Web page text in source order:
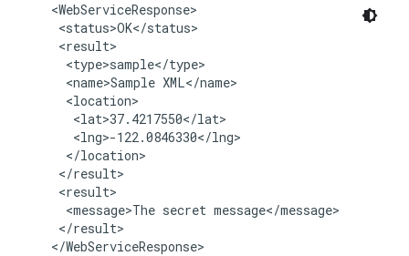
    <WebServiceResponse>
     <status>OK</status>
     <result>
      <type>sample</type>
      <name>Sample XML</name>
      <location>
       <lat>37.4217550</lat>
       <lng>-122.0846330</lng>
      </location>
     </result>
     <result>
      <message>The secret message</message>
     </result>
    </WebServiceResponse>